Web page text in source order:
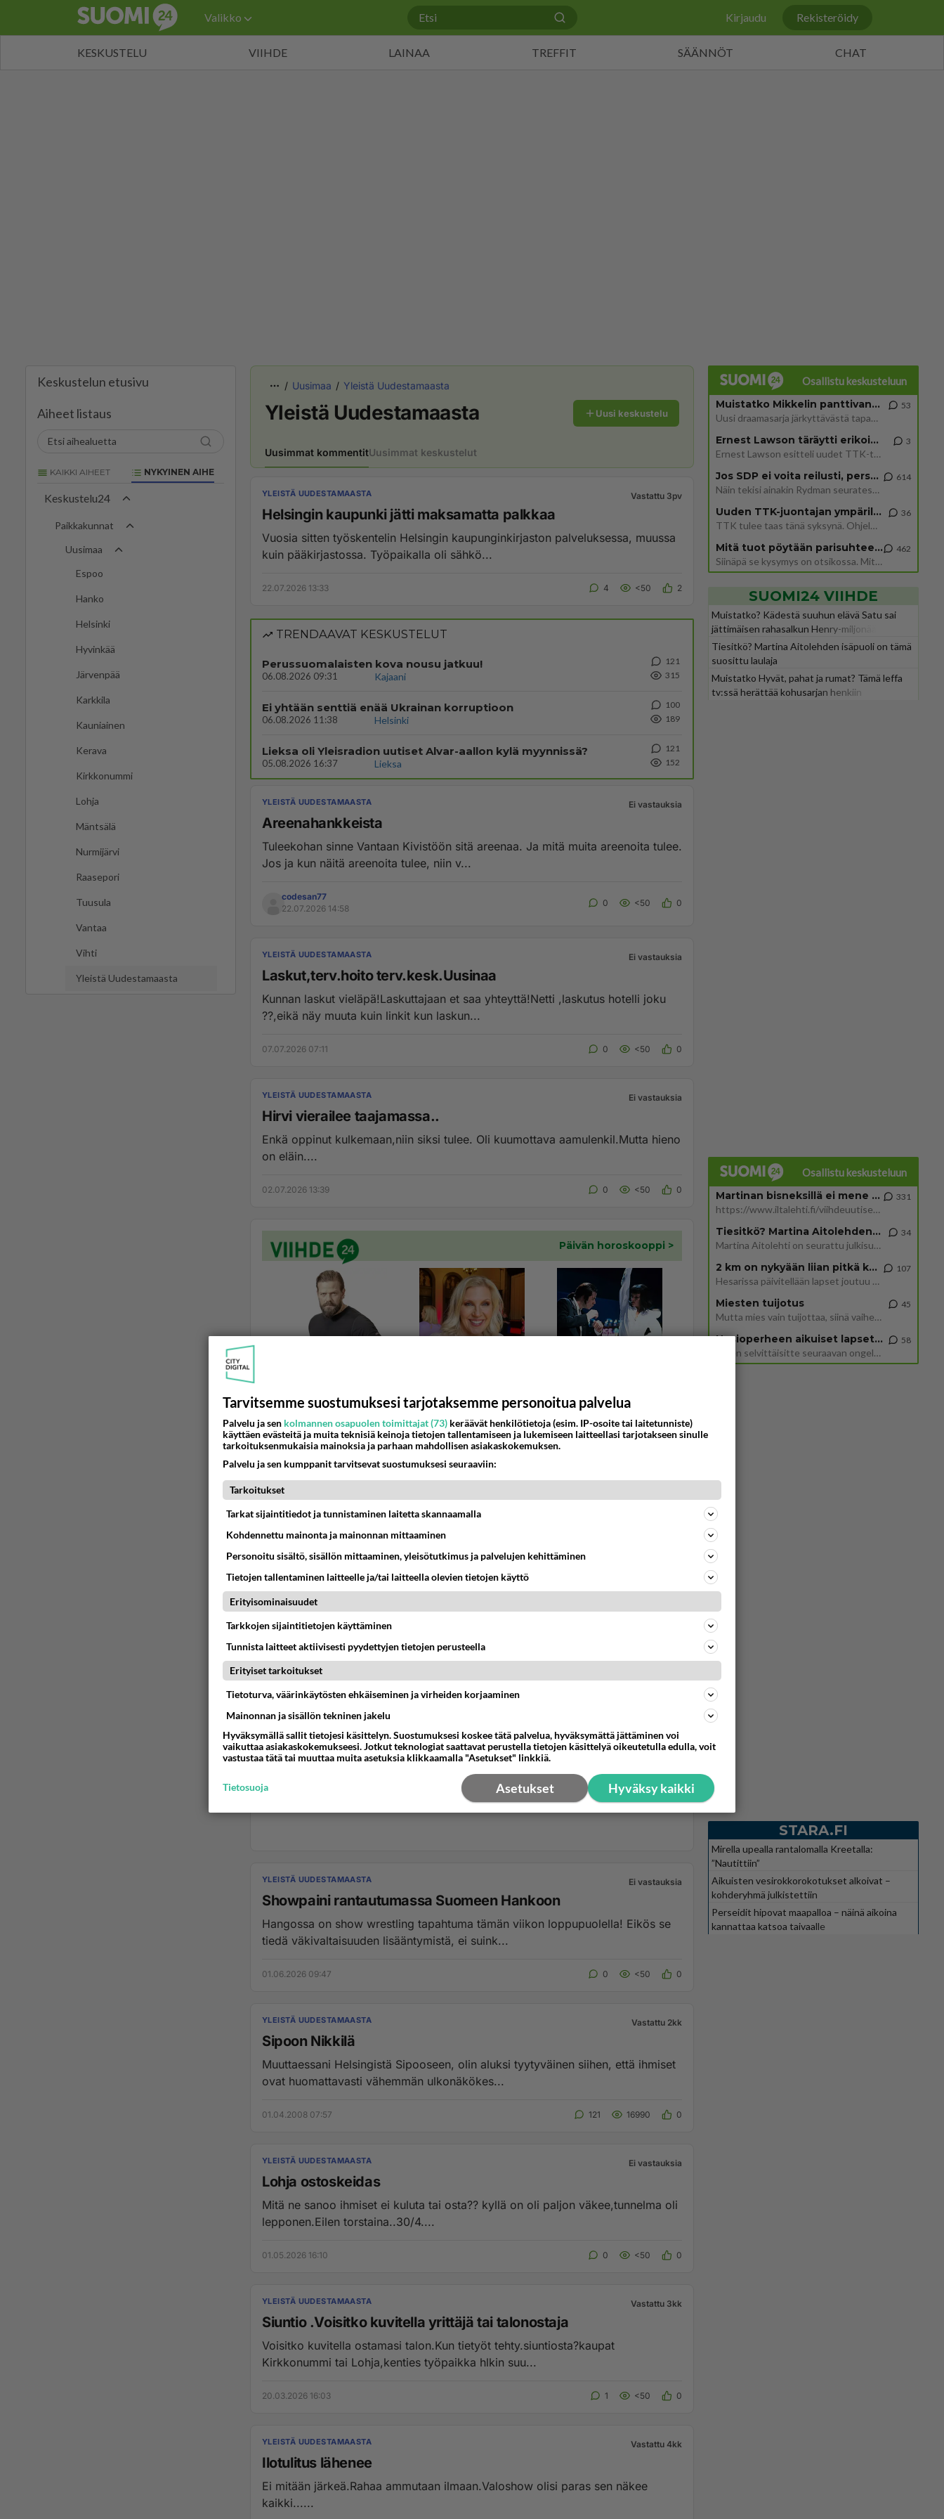
Valikko Kirjaudu Rekisteröidy
KESKUSTELU VIIHDE LAINAA TREFFIT SÄÄNNÖT CHAT
Keskustelun etusivu
Aiheet listaus
KAIKKI AIHEET NYKYINEN AIHE
Keskustelu24
Paikkakunnat
Uusimaa
Espoo
Hanko
Helsinki
Hyvinkää
Järvenpää
Karkkila
Kauniainen
Kerava
Kirkkonummi
Lohja
Mäntsälä
Nurmijärvi
Raasepori
Tuusula
Vantaa
Vihti
Yleistä Uudestamaasta
Uusimaa Yleistä Uudestamaasta
Yleistä Uudestamaasta Uusi keskustelu
Uusimmat kommentitUusimmat keskustelut
YLEISTÄ UUDESTAMAASTA Vastattu 3pv
Helsingin kaupunki jätti maksamatta palkkaa
Vuosia sitten työskentelin Helsingin kaupunginkirjaston palveluksessa, muussa
kuin pääkirjastossa. Työpaikalla oli sähkö...
22.07.2026 13:33 4 <50 2
TRENDAAVAT KESKUSTELUT
Perussuomalaisten kova nousu jatkuu!
06.08.2026 09:31 Kajaani
121
315
Ei yhtään senttiä enää Ukrainan korruptioon
06.08.2026 11:38 Helsinki
100
189
Lieksa oli Yleisradion uutiset Alvar-aallon kylä myynnissä?
05.08.2026 16:37 Lieksa
121
152
YLEISTÄ UUDESTAMAASTA Ei vastauksia
Areenahankkeista
Tuleekohan sinne Vantaan Kivistöön sitä areenaa. Ja mitä muita areenoita tulee.
Jos ja kun näitä areenoita tulee, niin v...
codesan77
22.07.2026 14:58
0 <50 0
YLEISTÄ UUDESTAMAASTA Ei vastauksia
Laskut,terv.hoito terv.kesk.Uusinaa
Kunnan laskut vieläpä!Laskuttajaan et saa yhteyttä!Netti ,laskutus hotelli joku
??,eikä näy muuta kuin linkit kun laskun...
07.07.2026 07:11 0 <50 0
YLEISTÄ UUDESTAMAASTA Ei vastauksia
Hirvi vierailee taajamassa..
Enkä oppinut kulkemaan,niin siksi tulee. Oli kuumottava aamulenkil.Mutta hieno
on eläin....
02.07.2026 13:39 0 <50 0
YLEISTÄ UUDESTAMAASTA
Asuntomessut lähivuosina
Suunniteltu länsiuudellemaalle,yksityisen maalle? ehkä lähivuosina,tvssä
mainittiin eilen...
02.07.2026 13:36
YLEISTÄ UUDESTAMAASTA Ei vastauksia
Showpaini rantautumassa Suomeen Hankoon
Hangossa on show wrestling tapahtuma tämän viikon loppupuolella! Eikös se
tiedä väkivaltaisuuden lisääntymistä, ei suink...
01.06.2026 09:47 0 <50 0
YLEISTÄ UUDESTAMAASTA Vastattu 2kk
Sipoon Nikkilä
Muuttaessani Helsingistä Sipooseen, olin aluksi tyytyväinen siihen, että ihmiset
ovat huomattavasti vähemmän ulkonäkökes...
01.04.2008 07:57 121 16990 0
YLEISTÄ UUDESTAMAASTA Ei vastauksia
Lohja ostoskeidas
Mitä ne sanoo ihmiset ei kuluta tai osta?? kyllä on oli paljon väkee,tunnelma oli
lepponen.Eilen torstaina..30/4....
01.05.2026 16:10 0 <50 0
YLEISTÄ UUDESTAMAASTA Vastattu 3kk
Siuntio .Voisitko kuvitella yrittäjä tai talonostaja
Voisitko kuvitella ostamasi talon.Kun tietyöt tehty.siuntiosta?kaupat
Kirkkonummi tai Lohja,kenties työpaikka hlkin suu...
20.03.2026 16:03 1 <50 0
YLEISTÄ UUDESTAMAASTA Vastattu 4kk
Ilotulitus lähenee
Ei mitään järkeä.Rahaa ammutaan ilmaan.Valoshow olisi paras sen näkee
kaikki......
Osallistu keskusteluun
Muistatko Mikkelin panttivankidraaman?
Uusi draamasarja järkyttävästä tapauksesta on tulossa. Tositapahtumiin perustuva sarja ammentaa vuoden 1986 Mikkelin pan
53
Ernest Lawson täräytti erikoisen heiton TTK-lehdistötilaisuudessa: " Onko tässä tarkoituksena...?"
Ernest Lawson esitteli uudet TTK-tähtioppilaat ja opettajat torstaina 6.8. lehdistölle. Tulevalla kaudella on yksi hausk
3
Jos SDP ei voita reilusti, persut kumoavat demokratian Suomesta
Näin tekisi ainakin Rydman seuratessaan idolinsa Trumpin mallia https://www.is.fi/politiikka/art-2000012187244.html
614
Uuden TTK-juontajan ympärillä epätietoisuus sakenee - Nyt MTV hämmentää soppaa
TTK tulee taas tänä syksynä. Ohjelman uudet tähtioppilaat julkistetaan torstaina 6. elokuuta klo 14 alkavassa lehdistö
36
Mitä tuot pöytään parisuhteessa?
Siinäpä se kysymys on otsikossa. Mitäpä siis tuot/toisit pöytään parisuhteessa? Oletko mies vai nainen? Koetko sen mitä
462
SUOMI24 VIIHDE
Muistatko? Kädestä suuhun elävä Satu sai
jättimäisen rahasalkun Henry-miljonääriltä
Tiesitkö? Martina Aitolehden isäpuoli on tämä
suosittu laulaja
Muistatko Hyvät, pahat ja rumat? Tämä leffa
tv:ssä herättää kohusarjan henkiin
Osallistu keskusteluun
Martinan bisneksillä ei mene hyvin
https://www.iltalehti.fi/viihdeuutiset/a/c46da6ab-340f-4790-aaa7-0865eed2336 Yrityksen konkurssihakemus on tullut kärä
331
Tiesitkö? Martina Aitolehden isäpuoli on tämä suosittu laulaja
Martina Aitolehti on seurattu julkisuuden henkilö. Lähipiiriin mahtuu muitakin tunnettuja henkilöitä. Tiesitkö, että Ma
34
2 km on nykyään liian pitkä koulumatka
Hesarissa päivitellään lapset joutuu nyt kulkemaan 2 km kouluun jösses. Ruostefillarilla tuo matka menee vaikka miten äk
107
Miesten tuijotus
Mutta mies vain tuijottaa, siinä vaiheessa käännän itse pään pois. Mikä juttu? Yleensä jos joku tuijottaa tai katsoo, hä
45
Uusioperheen aikuiset lapset tyhjentää jääkaapin käydessään
Miten selvittäisitte seuraavan ongelman, meillä on uusioperhe, minulla teini-ikäiset lapset ja puolisolla aikuiset, jotk
58
STARA.FI
Mirella upealla rantalomalla Kreetalla:
”Nautittiin”
Aikuisten vesirokkorokotukset alkoivat –
kohderyhmä julkistettiin
Perseidit hipovat maapalloa – näinä aikoina
kannattaa katsoa taivaalle
Tarvitsemme suostumuksesi tarjotaksemme personoitua palvelua
Palvelu ja sen kolmannen osapuolen toimittajat (73) keräävät henkilötietoja (esim. IP-osoite tai laitetunniste)
käyttäen evästeitä ja muita teknisiä keinoja tietojen tallentamiseen ja lukemiseen laitteellasi tarjotakseen sinulle
tarkoituksenmukaisia mainoksia ja parhaan mahdollisen asiakaskokemuksen.
Palvelu ja sen kumppanit tarvitsevat suostumuksesi seuraaviin:
Tarkoitukset
Tarkat sijaintitiedot ja tunnistaminen laitetta skannaamalla
Kohdennettu mainonta ja mainonnan mittaaminen
Personoitu sisältö, sisällön mittaaminen, yleisötutkimus ja palvelujen kehittäminen
Tietojen tallentaminen laitteelle ja/tai laitteella olevien tietojen käyttö
Erityisominaisuudet
Tarkkojen sijaintitietojen käyttäminen
Tunnista laitteet aktiivisesti pyydettyjen tietojen perusteella
Erityiset tarkoitukset
Tietoturva, väärinkäytösten ehkäiseminen ja virheiden korjaaminen
Mainonnan ja sisällön tekninen jakelu
Hyväksymällä sallit tietojesi käsittelyn. Suostumuksesi koskee tätä palvelua, hyväksymättä jättäminen voi
vaikuttaa asiakaskokemukseesi. Jotkut teknologiat saattavat perustella tietojen käsittelyä oikeutetulla edulla, voit
vastustaa tätä tai muuttaa muita asetuksia klikkaamalla "Asetukset" linkkiä.
Hyväksy kaikki
Asetukset
Tietosuoja